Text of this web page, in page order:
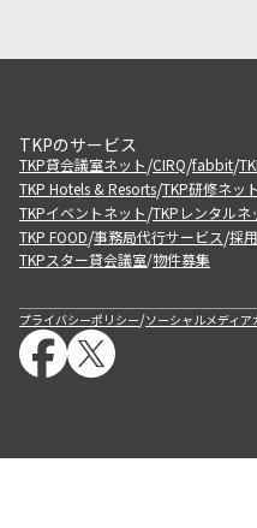
TKPのサービス
TKP貸会議室ネット/CIRQ/fabbit/
TKP Hotels & Resorts/TKP研修ネット
TKPイベントネット/TKPレンタルネ
TKP FOOD/事務局代行サービス/採
TKPスター貸会議室/物件募集
プライバシーポリシー/ソーシャルメディア